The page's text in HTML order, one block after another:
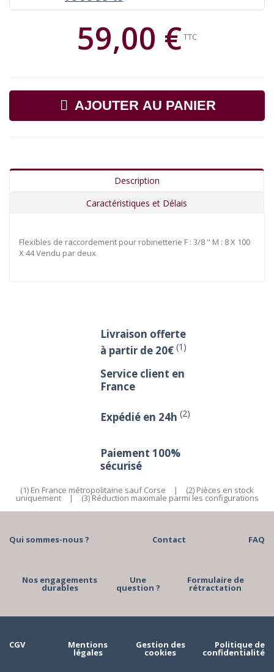
59,00 €TTC
AJOUTER AU PANIER
Description
Caractéristiques et Délais
Flexibles de raccordement pour robinetterie F : 3/8 " M : 8 X 100
X 44 Vendu par deux
Livraison offerte
à partir de 20€ (1)
Service client en
France
Expédié en 24h (2)
Paiement 100%
sécurisé
(1) En France métropolitaine sauf Corse | (2) Pièces en stock
uniquement | (3) Réduction maximale parmi les configurations
Qui sommes-nous ? Contact FAQ
Nos engagements
durables
Une
question ?
Formulaire de
rétractation
CGV Mentions
légales
Gestion des
cookies
Politique de
confidentialité